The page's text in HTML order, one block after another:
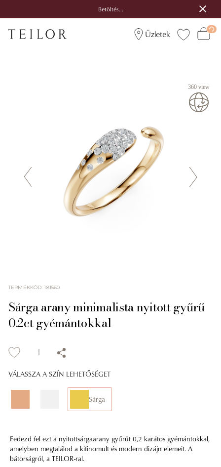
Betöltés...
Üzletek
360 view
TERMÉKKÓD:181560
Sárga arany minimalista nyitott gyűrű
0.2ct gyémántokkal
VÁLASSZA A SZÍN LEHETŐSÉGET
Sárga
Fedezd fel ezt a nyitottsárgaarany gyűrűt 0,2 karátos gyémántokkal,
amelyben megtalálod a kifinomult és modern dizájn elemeit. A
bátorságról, a TEILOR-ral.